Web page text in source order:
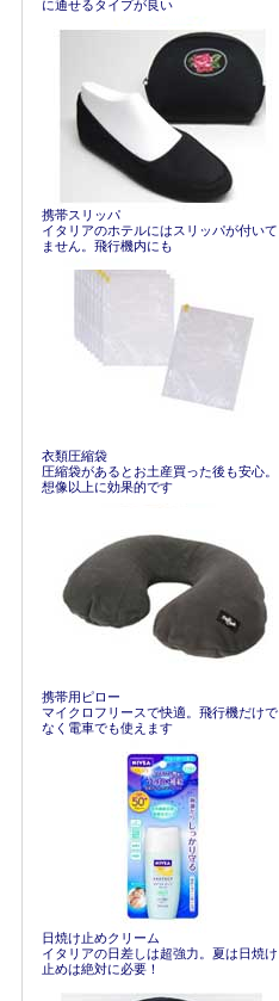
に通せるタイプが良い
携帯スリッパ
イタリアのホテルにはスリッパが付いて
ません。飛行機内にも
衣類圧縮袋
圧縮袋があるとお土産買った後も安心。
想像以上に効果的です
携帯用ピロー
マイクロフリースで快適。飛行機だけで
なく電車でも使えます
日焼け止めクリーム
イタリアの日差しは超強力。夏は日焼け
止めは絶対に必要！